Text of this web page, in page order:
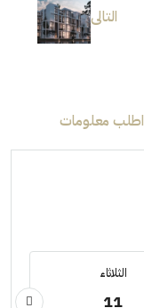
التالى
اطلب معلومات
الثلاثاء
11